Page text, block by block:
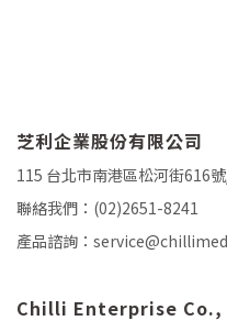
芝利企業股份有限公司
115 台北市南港區松河街616
聯絡我們： (02)2651-8241
產品諮詢：
Chilli Enterprise